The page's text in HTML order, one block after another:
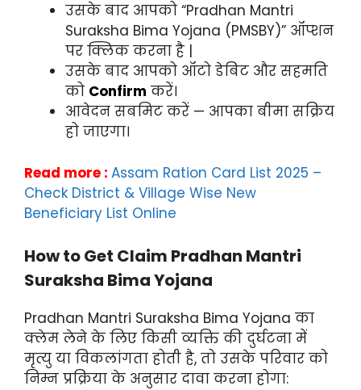
उसके बाद आपको “Pradhan Mantri
Suraksha Bima Yojana (PMSBY)” ऑप्शन
पर क्लिक करना है |
उसके बाद आपको ऑटो डेबिट और सहमति
को Confirm करें।
आवेदन सबमिट करें — आपका बीमा सक्रिय
हो जाएगा।
Read more : Assam Ration Card List 2025 –
Check District & Village Wise New
Beneficiary List Online
How to Get Claim Pradhan Mantri
Suraksha Bima Yojana
Pradhan Mantri Suraksha Bima Yojana का
क्लेम लेने के लिए किसी व्यक्ति की दुर्घटना में
मृत्यु या विकलांगता होती है, तो उसके परिवार को
निम्न प्रक्रिया के अनुसार दावा करना होगा: